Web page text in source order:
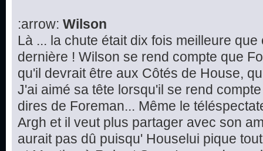
:arrow: Wilson
Là ... la chute était dix fois meilleure
dernière ! Wilson se rend compte que
qu'il devrait être aux Côtés de House,
J'ai aimé sa tête lorsqu'il se rend
dires de Foreman... Même le
Argh et il veut plus partager avec son
aurait pas dû puisqu' Houselui pique